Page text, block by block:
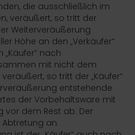
die ausschließlich im
veräußert, so tritt der
Weiterveräußerung
Höhe an den „Verkäufer“
nach
mit nicht dem
so tritt der „Käufer“
entstehende
der Vorbehaltsware mit
vor dem Rest ab. Der
Abtretung an.